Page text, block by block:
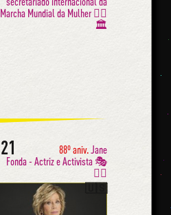
Marcha Mundial da Mulher ✊🏾
🏛
21 88º aniv.Jane
Fonda - Actriz e Activista 🎭
✊🏼
🇺🇸